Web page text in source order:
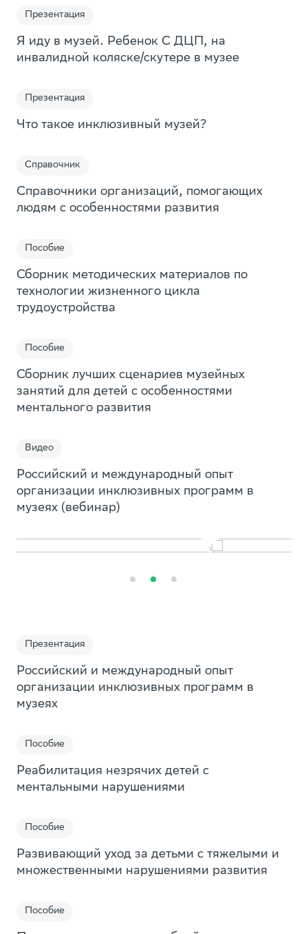
Отчет
Интервью
Сайт
Урок
Занятие
Квиз
Презентация
Я иду в музей. Ребенок С ДЦП, на
инвалидной коляске/скутере в музее
Презентация
Что такое инклюзивный музей?
Справочник
Справочники организаций, помогающих
людям с особенностями развития
Пособие
Сборник методических материалов по
технологии жизненного цикла
трудоустройства
Пособие
Сборник лучших сценариев музейных
занятий для детей с особенностями
ментального развития
Видео
Российский и международный опыт
организации инклюзивных программ в
музеях (вебинар)
Мобильное приложение по
саморазвитию «Мой Выбор»
Куда пойти учиться? Как разобраться в своих
Презентация
Российский и международный опыт
организации инклюзивных программ в
музеях
Пособие
Реабилитация незрячих детей с
ментальными нарушениями
Пособие
Развивающий уход за детьми с тяжелыми и
множественными нарушениями развития
Пособие